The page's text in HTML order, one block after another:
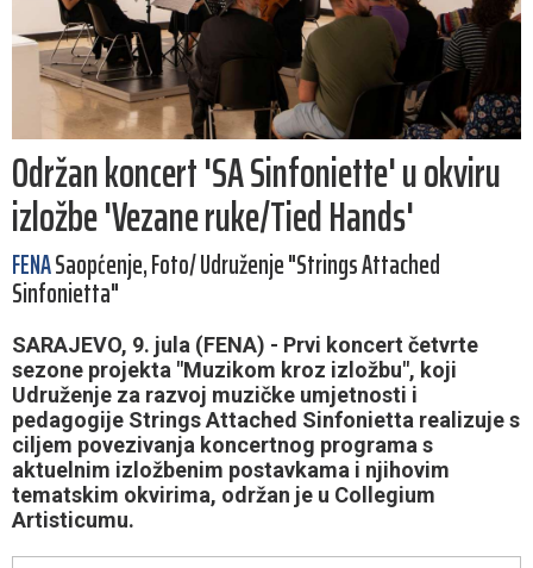
Održan koncert 'SA Sinfoniette' u okviru
izložbe 'Vezane ruke/Tied Hands'
FENASaopćenje, Foto/ Udruženje "Strings Attached
Sinfonietta"
SARAJEVO, 9. jula (FENA) - Prvi koncert četvrte
sezone projekta "Muzikom kroz izložbu", koji
Udruženje za razvoj muzičke umjetnosti i
pedagogije Strings Attached Sinfonietta realizuje s
ciljem povezivanja koncertnog programa s
aktuelnim izložbenim postavkama i njihovim
tematskim okvirima, održan je u Collegium
Artisticumu.